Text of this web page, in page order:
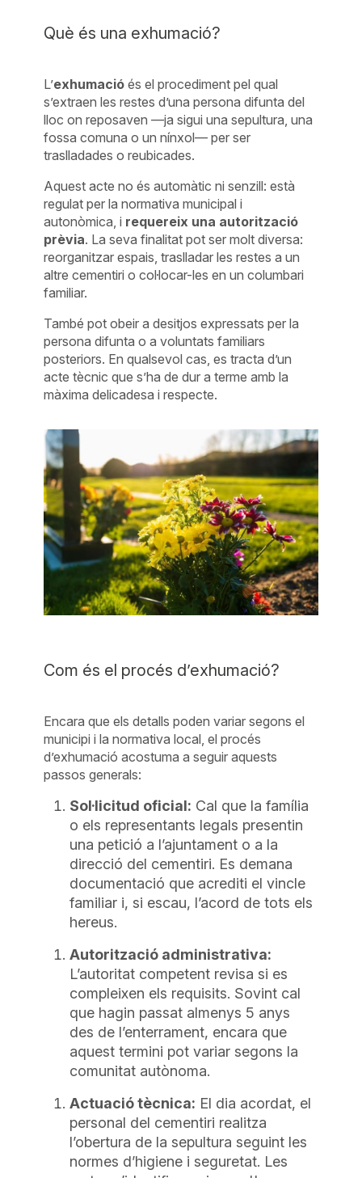
Què és una exhumació?
L’exhumació és el procediment pel qual
s’extraen les restes d’una persona difunta del
lloc on reposaven —ja sigui una sepultura, una
fossa comuna o un nínxol— per ser
traslladades o reubicades.
Aquest acte no és automàtic ni senzill: està
regulat per la normativa municipal i
autonòmica, i requereix una autorització
prèvia. La seva finalitat pot ser molt diversa:
reorganitzar espais, traslladar les restes a un
altre cementiri o col·locar-les en un columbari
familiar.
També pot obeir a desitjos expressats per la
persona difunta o a voluntats familiars
posteriors. En qualsevol cas, es tracta d’un
acte tècnic que s’ha de dur a terme amb la
màxima delicadesa i respecte.
Com és el procés d’exhumació?
Encara que els detalls poden variar segons el
municipi i la normativa local, el procés
d’exhumació acostuma a seguir aquests
passos generals:
Sol·licitud oficial: Cal que la família
o els representants legals presentin
una petició a l’ajuntament o a la
direcció del cementiri. Es demana
documentació que acrediti el vincle
familiar i, si escau, l’acord de tots els
hereus.
Autorització administrativa:
L’autoritat competent revisa si es
compleixen els requisits. Sovint cal
que hagin passat almenys 5 anys
des de l’enterrament, encara que
aquest termini pot variar segons la
comunitat autònoma.
Actuació tècnica: El dia acordat, el
personal del cementiri realitza
l’obertura de la sepultura seguint les
normes d’higiene i seguretat. Les